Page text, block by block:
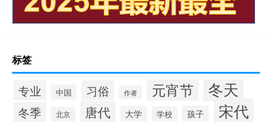
标签
专业 中国 习俗 作者 元宵节 冬天
冬季 北京 唐代 大学 学校 孩子 宋代